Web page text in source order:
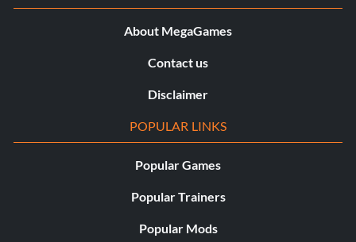
About MegaGames
Contact us
Disclaimer
POPULAR LINKS
Popular Games
Popular Trainers
Popular Mods